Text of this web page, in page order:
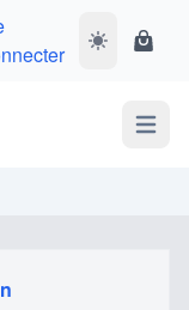
Basculer le
Open